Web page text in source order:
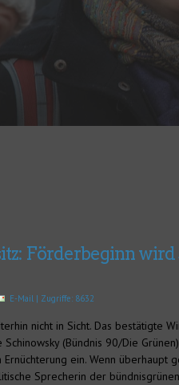
Förderbeginn wird
E-Mail | Zugriffe: 8632
nicht in Sicht. Das bestätigte
(Bündnis 90/Die
ein. Wenn
Sprecherin der